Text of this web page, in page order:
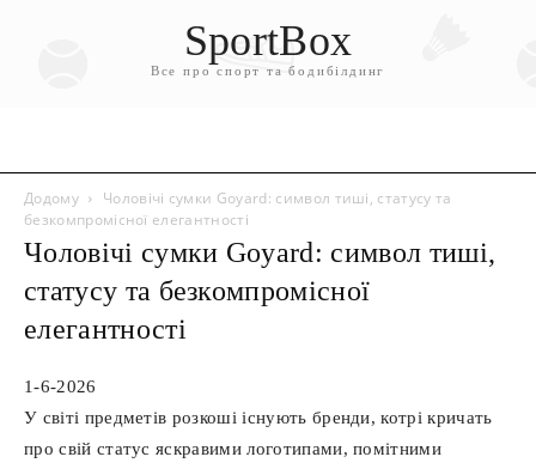
SportBox
Все про спорт та бодибілдинг
Додому
Чоловічі сумки Goyard: символ тиші, статусу та
безкомпромісної елегантності
Чоловічі сумки Goyard: символ тиші,
статусу та безкомпромісної
елегантності
1-6-2026
У світі предметів розкоші існують бренди, котрі кричать
про свій статус яскравими логотипами, помітними